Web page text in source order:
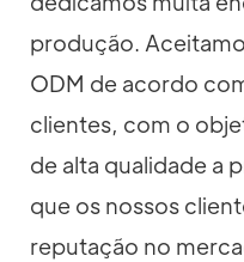
produção.
ODM de acordo
clientes, com o
de alta qualidade a
que os nossos
reputação no